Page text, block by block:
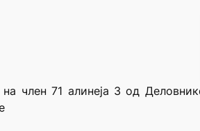
член 71 алинеја 3 од